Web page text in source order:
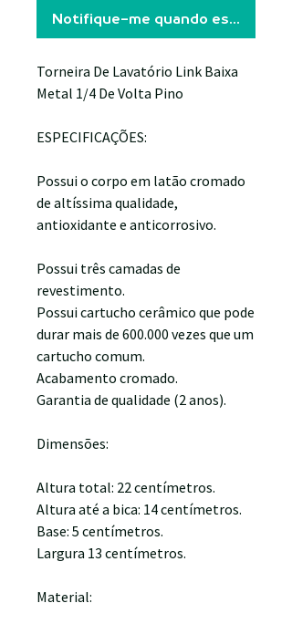
Notifique-me quando estiver
Torneira De Lavatório Link Baixa
Metal 1/4 De Volta Pino
ESPECIFICAÇÕES:
Possui o corpo em latão cromado
de altíssima qualidade,
antioxidante e anticorrosivo.
Possui três camadas de
revestimento.
Possui cartucho cerâmico que pode
durar mais de 600.000 vezes que um
cartucho comum.
Acabamento cromado.
Garantia de qualidade (2 anos).
Dimensões:
Altura total: 22 centímetros.
Altura até a bica: 14 centímetros.
Base: 5 centímetros.
Largura 13 centímetros.
Material: